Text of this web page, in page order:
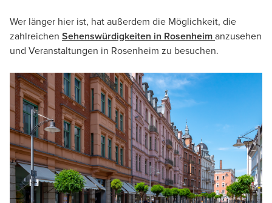
Wer länger hier ist, hat außerdem die Möglichkeit, die
zahlreichen Sehenswürdigkeiten in Rosenheim anzusehen
und Veranstaltungen in Rosenheim zu besuchen.